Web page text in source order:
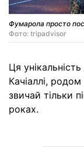
Фумарола просто
Фото: tripadvisor
Ця
Качіаллі,
звичай тільки
роках.